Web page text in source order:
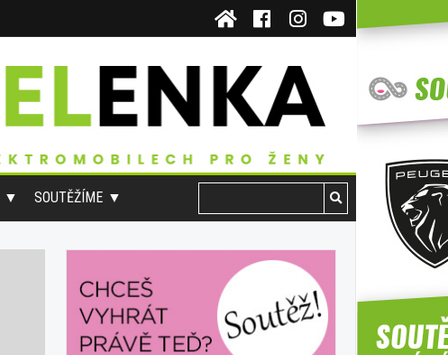
SOUTĚŽÍME